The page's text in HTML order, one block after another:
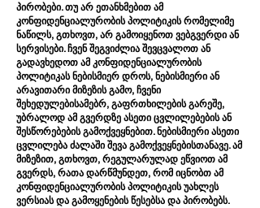
პირობები. თუ არ ეთანხმებით ამ
კონფიდენციალურობის პოლიტიკის რომელიმე
ნაწილს, გთხოვთ, არ გამოიყენოთ ვებგვერდი ან
სერვისები. ჩვენ შეგვიძლია შევცვალოთ ან
გადავხედოთ ამ კონფიდენციალურობის
პოლიტიკას ნებისმიერ დროს, ნებისმიერი ან
არავითარი მიზეზის გამო, ჩვენი
შეხედულებისამებრ, გაფრთხილების გარეშე,
უბრალოდ ამ გვერდზე ასეთი ცვლილებების ან
შესწორებების გამოქვეყნებით. ნებისმიერი ასეთი
ცვლილება ძალაში შევა გამოქვეყნებისთანავე. ამ
მიზეზით, გთხოვთ, რეგულარულად ეწვიოთ ამ
გვერდს, რათა დარწმუნდეთ, რომ იცნობთ ამ
კონფიდენციალურობის პოლიტიკის უახლეს
ვერსიას და გამოყენების წესებსა და პირობებს.